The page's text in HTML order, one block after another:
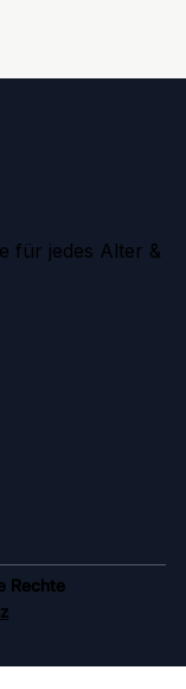
für jedes Alter &
Rechte